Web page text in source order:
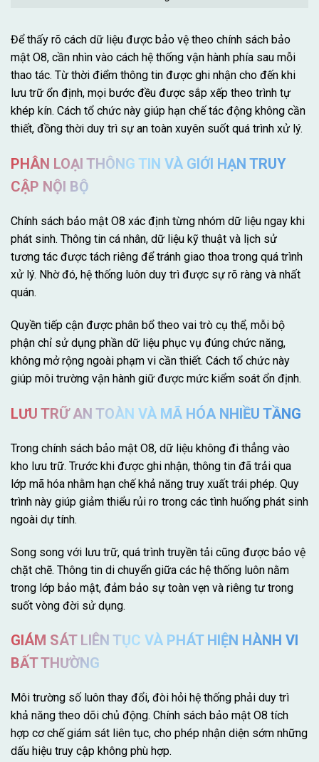
Để thấy rõ cách dữ liệu được bảo vệ theo chính sách bảo
mật O8, cần nhìn vào cách hệ thống vận hành phía sau mỗi
thao tác. Từ thời điểm thông tin được ghi nhận cho đến khi
lưu trữ ổn định, mọi bước đều được sắp xếp theo trình tự
khép kín. Cách tổ chức này giúp hạn chế tác động không cần
thiết, đồng thời duy trì sự an toàn xuyên suốt quá trình xử lý.
PHÂN LOẠI THÔNG TIN VÀ GIỚI HẠN TRUY
CẬP NỘI BỘ
Chính sách bảo mật O8 xác định từng nhóm dữ liệu ngay khi
phát sinh. Thông tin cá nhân, dữ liệu kỹ thuật và lịch sử
tương tác được tách riêng để tránh giao thoa trong quá trình
xử lý. Nhờ đó, hệ thống luôn duy trì được sự rõ ràng và nhất
quán.
Quyền tiếp cận được phân bổ theo vai trò cụ thể, mỗi bộ
phận chỉ sử dụng phần dữ liệu phục vụ đúng chức năng,
không mở rộng ngoài phạm vi cần thiết. Cách tổ chức này
giúp môi trường vận hành giữ được mức kiểm soát ổn định.
LƯU TRỮ AN TOÀN VÀ MÃ HÓA NHIỀU TẦNG
Trong chính sách bảo mật O8, dữ liệu không đi thẳng vào
kho lưu trữ. Trước khi được ghi nhận, thông tin đã trải qua
lớp mã hóa nhằm hạn chế khả năng truy xuất trái phép. Quy
trình này giúp giảm thiểu rủi ro trong các tình huống phát sinh
ngoài dự tính.
Song song với lưu trữ, quá trình truyền tải cũng được bảo vệ
chặt chẽ. Thông tin di chuyển giữa các hệ thống luôn nằm
trong lớp bảo mật, đảm bảo sự toàn vẹn và riêng tư trong
suốt vòng đời sử dụng.
GIÁM SÁT LIÊN TỤC VÀ PHÁT HIỆN HÀNH VI
BẤT THƯỜNG
Môi trường số luôn thay đổi, đòi hỏi hệ thống phải duy trì
khả năng theo dõi chủ động. Chính sách bảo mật O8 tích
hợp cơ chế giám sát liên tục, cho phép nhận diện sớm những
dấu hiệu truy cập không phù hợp.